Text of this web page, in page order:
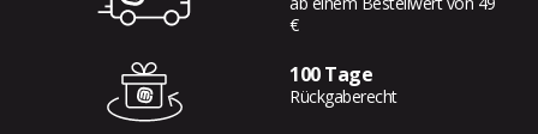
€
100 Tage
Rückgaberecht